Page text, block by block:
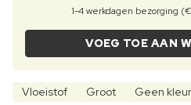
1-4 werkdagen bezorging
VOEG TOE AAN
Vloeistof Groot Geen